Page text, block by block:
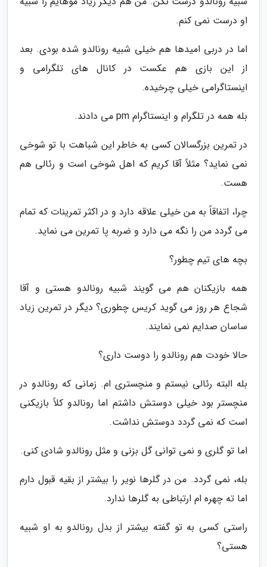
او درست نمی کنم.
اما در دربی امیدها هم خیلی شبیه رونالدو شده بودی. بعد
از این بازی هم عکست در کانال های تلگرامی و
اینستاگرامی خیلی چرخیده.
بله همه در تلگرام و اینستاگرام pm می دادند.
در تمرین بزرگسالان کسی به خاطر این شباهت با تو شوخی
نمی نماید؟ مثلاً آقا کریم که اهل شوخی است و رئالی هم
هست.
چرا، اتفاقاً به من خیلی علاقه دارد و در اکثر تمرینات که تمام
می گردد من را نگه می دارد و ضربه پا تمرین می نماید.
بچه های تیم چطور؟
همه بازیکنان هم می گویند شبیه رونالدو هستی و آقا
شجاع هر روز می گوید کریس چطوری؟ دیگر در تمرین زیاد
ساسان صدایم نمی نمایند.
حالا خودت هم رونالدو را دوست داری؟
بله البته رئالی نیستم و منچستری ام. زمانی که رونالدو در
منچستر بود خیلی دوستش داشتم اما رونالدو کلاً بازیکنی
است که نمی گردد دوستش نداشت.
اما تو گلری و نمی توانی گل بزنی و مثل رونالدو شادی کنی.
بله، نمی گردد. من در گلرها نویر را بیشتر از بقیه قبول دارم
اما ته چهره ام ارتباطی به گلرها ندارد.
راستی کسی به تو گفته بیشتر از بدل رونالدو به او شبیه
هستی؟